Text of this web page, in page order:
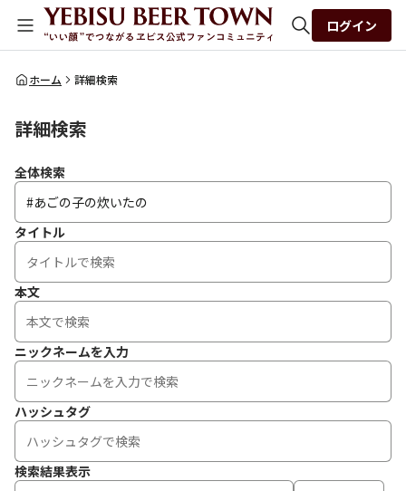
全体検索
ログイン
ホーム 詳細検索
詳細検索
全体検索
タイトル
本文
ニックネームを入力
ハッシュタグ
検索結果表示